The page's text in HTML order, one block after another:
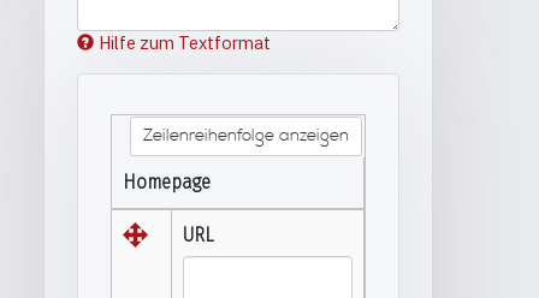
Hilfe zum Textformat
Zeilenreihenfolge anzeigen
Homepage
URL